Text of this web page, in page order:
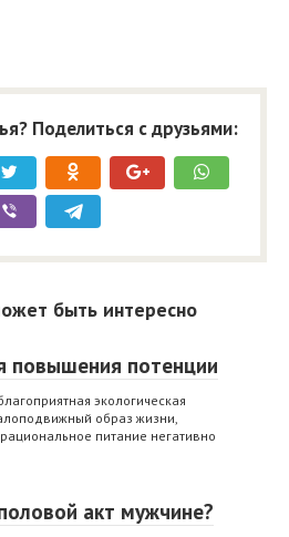
Поделиться с друзьями:
быть интересно
повышения потенции
экологическая
образ жизни,
питание негативно
акт мужчине?